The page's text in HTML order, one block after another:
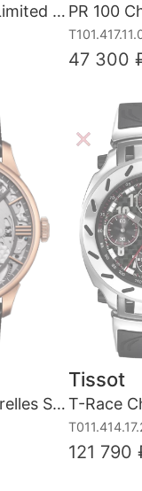
Quickster RIHF Limited Edition 2016 PR 100
47 300
Chemin Des Tourelles Squelette
Tissot
121 790